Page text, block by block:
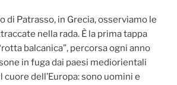
di Patrasso, in Grecia, osserviamo le
nella rada. È la prima tappa
balcanica”, percorsa ogni anno
in fuga dai paesi mediorientali
dell’Europa: sono uomini e